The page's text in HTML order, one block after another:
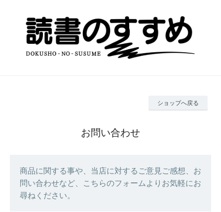
ショップへ戻る
お問い合わせ
商品に関する事や、当店に対するご意見ご感想、お
問い合わせなど、こちらのフォームよりお気軽にお
尋ねください。